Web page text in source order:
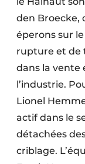
den Broecke,
éperons sur
rupture et de
dans la vente
l’industrie.
Lionel
actif dans le
détachées
criblage.